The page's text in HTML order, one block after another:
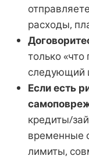
расходы,
только «что
следующий
Если есть
кредиты/
временные
лимиты,